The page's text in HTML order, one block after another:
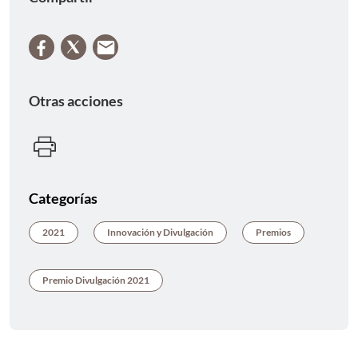
Otras acciones
Categorías
2021 Innovación y Divulgación Premios
Premio Divulgación 2021